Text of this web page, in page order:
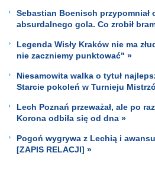
Sebastian Boenisch przypomniał
absurdalnego gola. Co zrobił
Legenda Wisły Kraków nie ma
nie zaczniemy punktować" »
Niesamowita walka o tytuł
Starcie pokoleń w Turnieju
Lech Poznań przeważał, ale po
Korona odbiła się od dna »
Pogoń wygrywa z Lechią i
[ZAPIS RELACJI] »